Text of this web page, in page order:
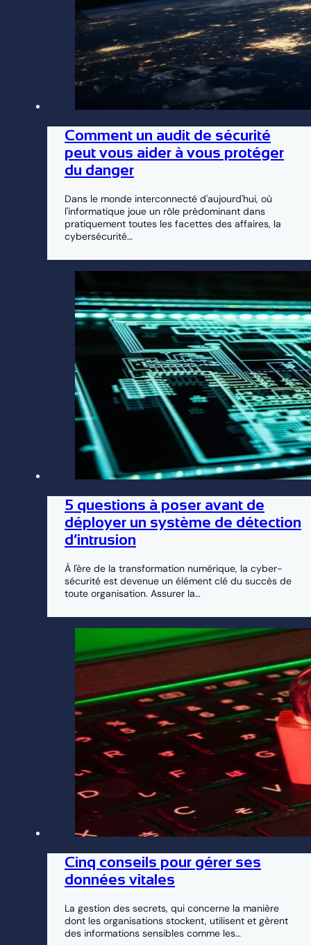
Comment un audit de sécurité
peut vous aider à vous protéger
du danger
Dans le monde interconnecté d'aujourd'hui, où
l'informatique joue un rôle prédominant dans
pratiquement toutes les facettes des affaires, la
cybersécurité…
5 questions à poser avant de
déployer un système de détection
d’intrusion
À l'ère de la transformation numérique, la cyber-
sécurité est devenue un élément clé du succès de
toute organisation. Assurer la…
Cinq conseils pour gérer ses
données vitales
La gestion des secrets, qui concerne la manière
dont les organisations stockent, utilisent et gèrent
des informations sensibles comme les…